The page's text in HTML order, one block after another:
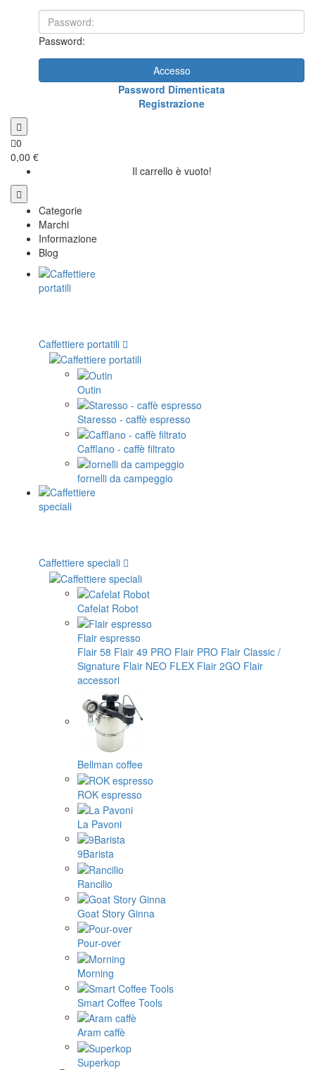
Password:
Accesso
Password Dimenticata
Registrazione
0
0,00 €
Il carrello è vuoto!
Categorie
Marchi
Informazione
Blog
Caffettiere portatili
Outin
Staresso - caffè espresso
Cafflano - caffè filtrato
fornelli da campeggio
Caffettiere speciali
Cafelat Robot
Flair espresso
Flair 58 Flair 49 PRO Flair PRO Flair Classic /
Signature Flair NEO FLEX Flair 2GO Flair
accessori
Bellman coffee
ROK espresso
La Pavoni
9Barista
Rancilio
Goat Story Ginna
Pour-over
Morning
Smart Coffee Tools
Aram caffè
Superkop